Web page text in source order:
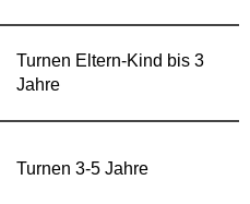
Turnen Eltern-Kind bis 3
Jahre
Turnen 3-5 Jahre